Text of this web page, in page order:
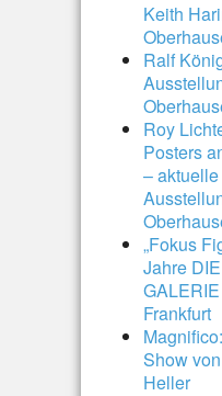
Keith
Ralf
Roy
Posters
– aktuelle
„Fokus
Jahre DIE
Frankfurt
Show
Heller